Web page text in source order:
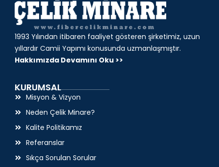
1993 Yılından itibaren faaliyet gösteren şirketimiz, uzun
yıllardır Camii Yapımı konusunda uzmanlaşmıştır.
Hakkımızda Devamını Oku >>
KURUMSAL
Misyon & Vizyon
Neden Çelik Minare?
Kalite Politikamız
Referanslar
Sıkça Sorulan Sorular